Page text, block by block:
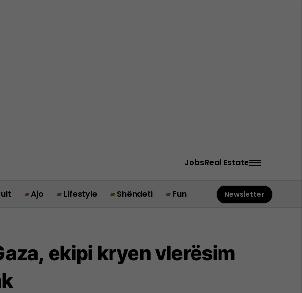
JobsReal Estate
Ajo Lifestyle Shëndeti Fun Newsletter
ekipi kryen vlerësim